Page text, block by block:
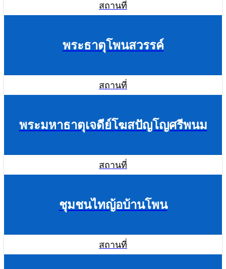
สถานที่
พระธาตุโพนสวรรค์
สถานที่
พระมหาธาตุเจดีย์โฆสปัญโญศรีพนม
สถานที่
ชุมชนไทญ้อบ้านโพน
สถานที่